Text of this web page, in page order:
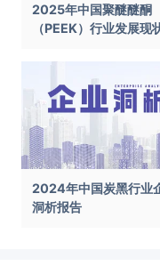
2025年中国聚醚醚酮
（PEEK）行业发展现
2024年中国炭黑行业
洞析报告